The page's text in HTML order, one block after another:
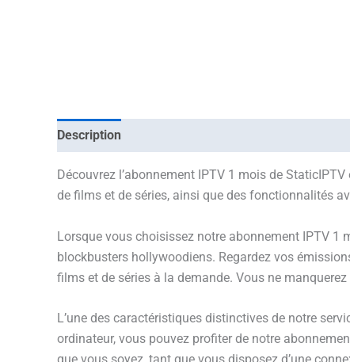
Description
Découvrez l’abonnement IPTV 1 mois de
de films et de séries, ainsi que des fonctionnalités
Lorsque vous choisissez notre abonnement IPTV 1
blockbusters hollywoodiens. Regardez vos
films et de séries à la demande. Vous ne
L’une des caractéristiques distinctives de notre
ordinateur, vous pouvez profiter de notre